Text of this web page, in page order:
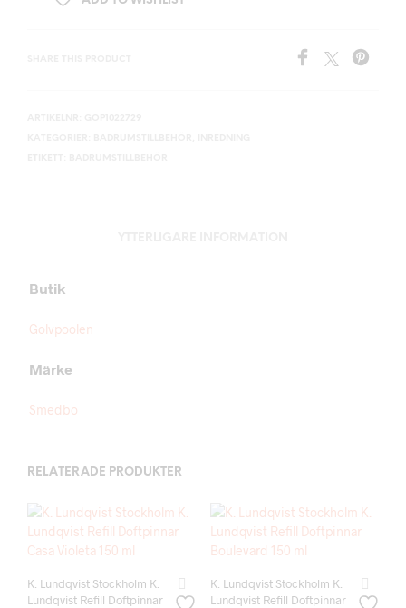
Butik
Golvpoolen
Märke
Smedbo
RELATERADE PRODUKTER
K. Lundqvist Stockholm K.
Lundqvist Refill Doftpinnar
K. Lundqvist Stockholm K.
Lundqvist Refill Doftpinnar